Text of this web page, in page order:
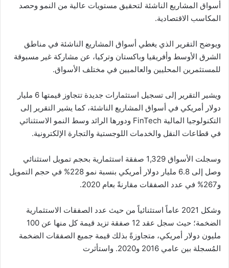
أسواق المشاريع الناشئة لتحقيق مستويات عالية من النمو وحصد
المكاسب الاقتصادية.
ويوضح التقرير الذي يغطي أسواق المشاريع الناشئة في مناطق
الشرق الأوسط وأفريقيا وباكستان وتركيا، عن مشاركة غير مسبوقة
للمستثمرين المحليين والعالميين في مختلف الأسواق.
ويشير التقرير إلى تسجيل استثمارات جديدة تتجاوز قيمتها 6 مليار
دولار أمريكي في أسواق المشاريع الناشئة، كما يشير التقرير إلى
التكنولوجيا المالية FinTech ودورها الرائد وسط النمو الاستثنائي
في قطاعات النقل والخدمات اللوجستية والتجارة الإلكترونية.
وسجلت الأسواق 1,329 صفقة استثمارية بحجم تمويل استثنائي
وصل إلى 6.8 مليار دولار أمريكي بنسبة نمو 228% في حجم التمويل
و267% في عدد الصفقات مقارنةً بعام 2020.
وشكل 2021 عاماً استثنائياً من حيث عدد الصفقات الاستثمارية
الضخمة؛ حيث سجل عقد 12 صفقة تزيد قيمة كل منها عن 100
مليون دولار أمريكي، متجاوزةً بذلك قيمة جميع الصفقات الضخمة
المُسجلة بين عامي 2016 و2020. واستأثرت